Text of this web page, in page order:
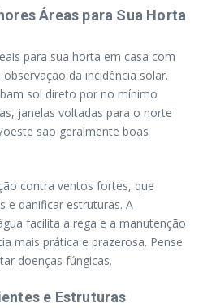
Áreas para Sua Horta
para sua horta em casa com
da incidência solar.
sol direto por no mínimo
janelas voltadas para o norte
são geralmente boas
contra ventos fortes, que
e danificar estruturas. A
facilita a rega e a manutenção
mais prática e prazerosa. Pense
doenças fúngicas.
e Estruturas